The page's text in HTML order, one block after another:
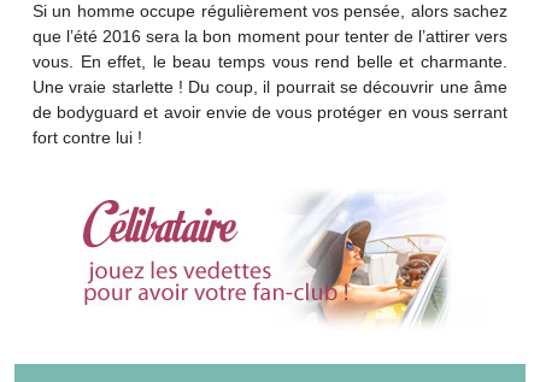
Si un homme occupe régulièrement vos pensée, alors sachez
que l’été 2016 sera la bon moment pour tenter de l’attirer vers
vous. En effet, le beau temps vous rend belle et charmante.
Une vraie starlette ! Du coup, il pourrait se découvrir une âme
de bodyguard et avoir envie de vous protéger en vous serrant
fort contre lui !